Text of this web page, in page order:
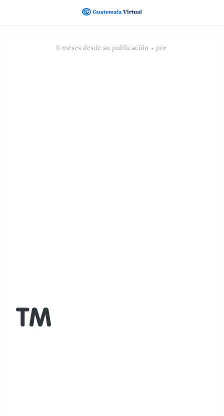
11 meses desde su publicación por